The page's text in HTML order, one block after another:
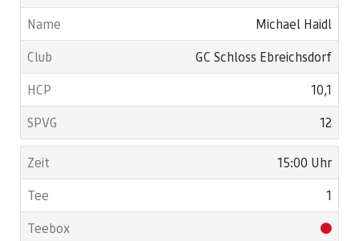
Michael Haidl
GC Schloss Ebreichsdorf
10,1
12
15:00 Uhr
1